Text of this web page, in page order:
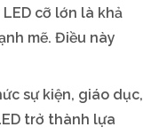
cỡ lớn là khả
mẽ. Điều này
sự kiện, giáo dục,
trở thành lựa